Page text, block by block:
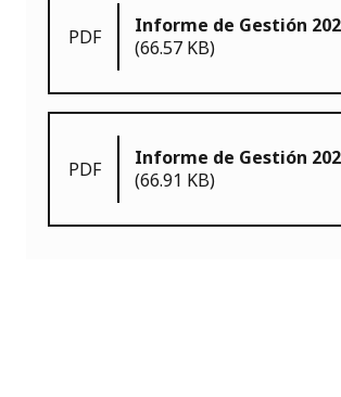
PDF
Informe de Gestión
(66.57 KB)
PDF
Informe de Gestión
(66.91 KB)